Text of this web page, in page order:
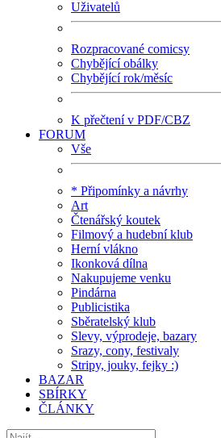
Uživatelů
Rozpracované comicsy
Chybějící obálky
Chybějící rok/měsíc
K přečtení v PDF/CBZ
FORUM
Vše
* Připomínky a návrhy
Art
Čtenářský koutek
Filmový a hudební klub
Herní vlákno
Ikonková dílna
Nakupujeme venku
Pindárna
Publicistika
Sběratelský klub
Slevy, výprodeje, bazary
Srazy, cony, festivaly
Stripy, jouky, fejky :)
BAZAR
SBÍRKY
ČLÁNKY